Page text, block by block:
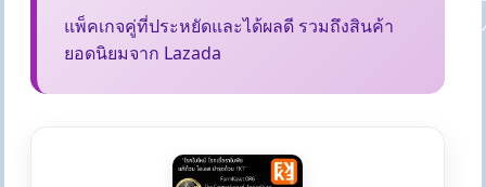
แพ็คเกจคู่ที่ประหยัดและได้ผลดี รวมถึงสินค้า
ยอดนิยมจาก Lazada